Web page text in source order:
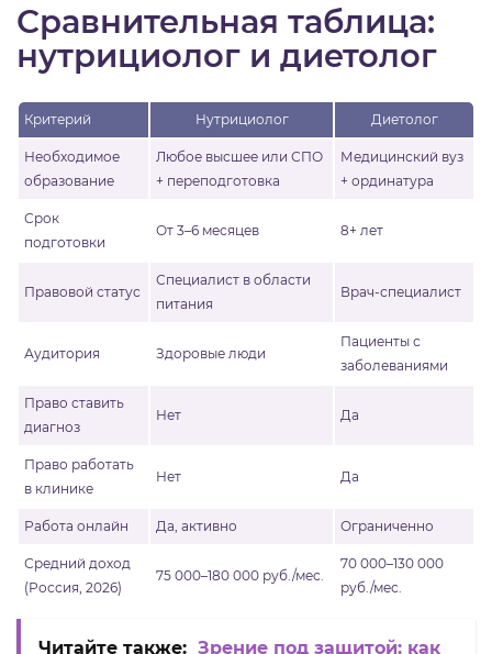
Сравнительная таблица:
нутрициолог и диетолог
Критерий Нутрициолог Диетолог
Необходимое
образование
Любое высшее или СПО
+ переподготовка
Медицинский вуз
+ ординатура
Срок
подготовки
От 3–6 месяцев 8+ лет
Правовой статус
Специалист в области
питания
Врач-специалист
Аудитория Здоровые люди
Пациенты с
заболеваниями
Право ставить
диагноз
Нет Да
Право работать
в клинике
Нет Да
Работа онлайн Да, активно Ограниченно
Средний доход
(Россия, 2026)
75 000–180 000 руб./мес.
70 000–130 000
руб./мес.
Читайте также: Зрение под защитой: как